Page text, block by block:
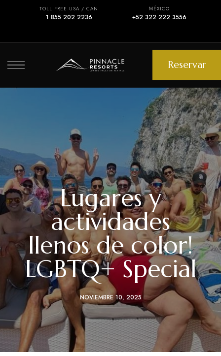
TOLL FREE USA / CAN
1 855 202 2236
MÉXICO
+52 322 222 3556
Reservar
Lugares y
actividades
llenos de color!
LGBTQ+ Special
NOVIEMBRE 10, 2025